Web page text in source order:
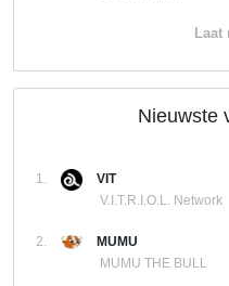
Laat
Nieuwste
1.
VIT
V.I.T.R.I.O.L. Network
2.
MUMU
MUMU THE BULL